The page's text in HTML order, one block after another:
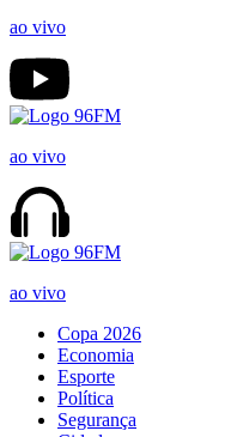
ao vivo
ao vivo
ao vivo
Copa 2026
Economia
Esporte
Política
Segurança